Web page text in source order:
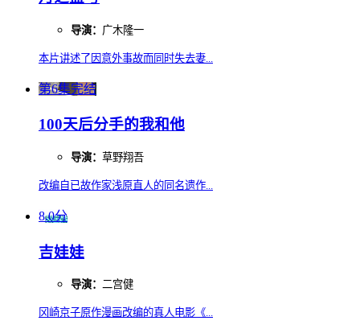
导演： 广木隆一
本片讲述了因意外事故而同时失去妻...
第6集完结
100天后分手的我和他
导演： 草野翔吾
改编自已故作家浅原直人的同名遗作...
8.0分
吉娃娃
导演： 二宫健
冈崎京子原作漫画改编的真人电影《...